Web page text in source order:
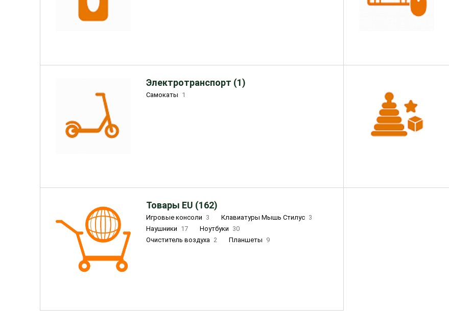
Электротранспорт (1)
Самокаты 1
Товары EU (162)
Игровые консоли 3 Клавиатуры Мышь Стилус 3
Наушники 17 Ноутбуки 30
Очиститель воздуха 2 Планшеты 9